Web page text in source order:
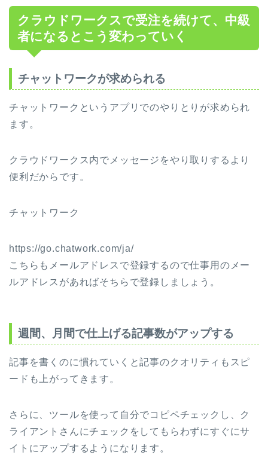
クラウドワークスで受注を続けて、中級
者になるとこう変わっていく
チャットワークが求められる
チャットワークというアプリでのやりとりが求められ
ます。
クラウドワークス内でメッセージをやり取りするより
便利だからです。
チャットワーク
https://go.chatwork.com/ja/
こちらもメールアドレスで登録するので仕事用のメー
ルアドレスがあればそちらで登録しましょう。
週間、月間で仕上げる記事数がアップする
記事を書くのに慣れていくと記事のクオリティもスピ
ードも上がってきます。
さらに、ツールを使って自分でコピペチェックし、ク
ライアントさんにチェックをしてもらわずにすぐにサ
イトにアップするようになります。